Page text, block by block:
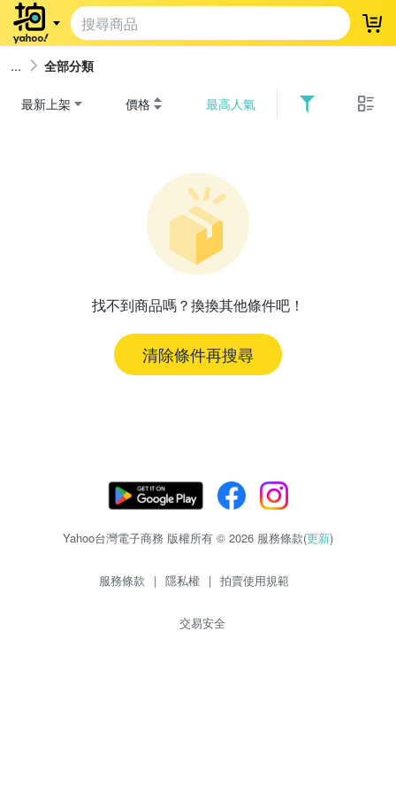
登
全部分類
最新上架 價格 最高人氣
找不到商品嗎？換換其他條件吧！
清除條件再搜尋
Yahoo台灣電子商務 版權所有 © 2026 服務條款(更新)
服務條款 | 隱私權 | 拍賣使用規範
交易安全